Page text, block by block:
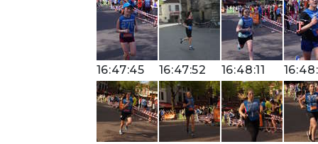
16:47:45 16:47:52 16:48:11